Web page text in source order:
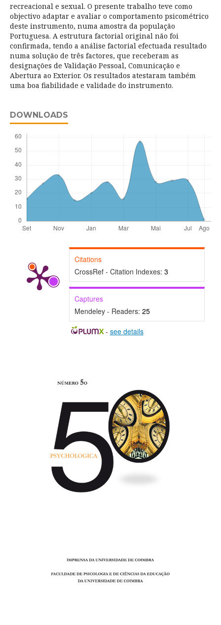
recreacional e sexual. O presente trabalho teve como
objectivo adaptar e avaliar o comportamento psicométrico
deste instrumento, numa amostra da população
Portuguesa. A estrutura factorial original não foi
confirmada, tendo a análise factorial efectuada resultado
numa solução de três factores, que receberam as
designações de Validação Pessoal, Comunicação e
Abertura ao Exterior. Os resultados atestaram também
uma boa fiabilidade e validade do instrumento.
DOWNLOADS
Citations
CrossRef - Citation Indexes: 3
Captures
Mendeley - Readers: 25
- see details